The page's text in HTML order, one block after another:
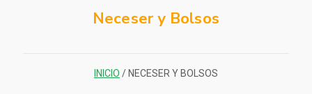
Neceser y Bolsos
INICIO / NECESER Y BOLSOS